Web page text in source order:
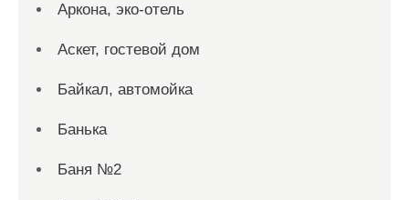
Аркона, эко-отель
Аскет, гостевой дом
Байкал, автомойка
Банька
Баня №2